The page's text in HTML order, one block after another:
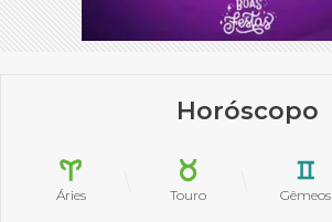
Horóscopo
Áries Touro Gêmeos